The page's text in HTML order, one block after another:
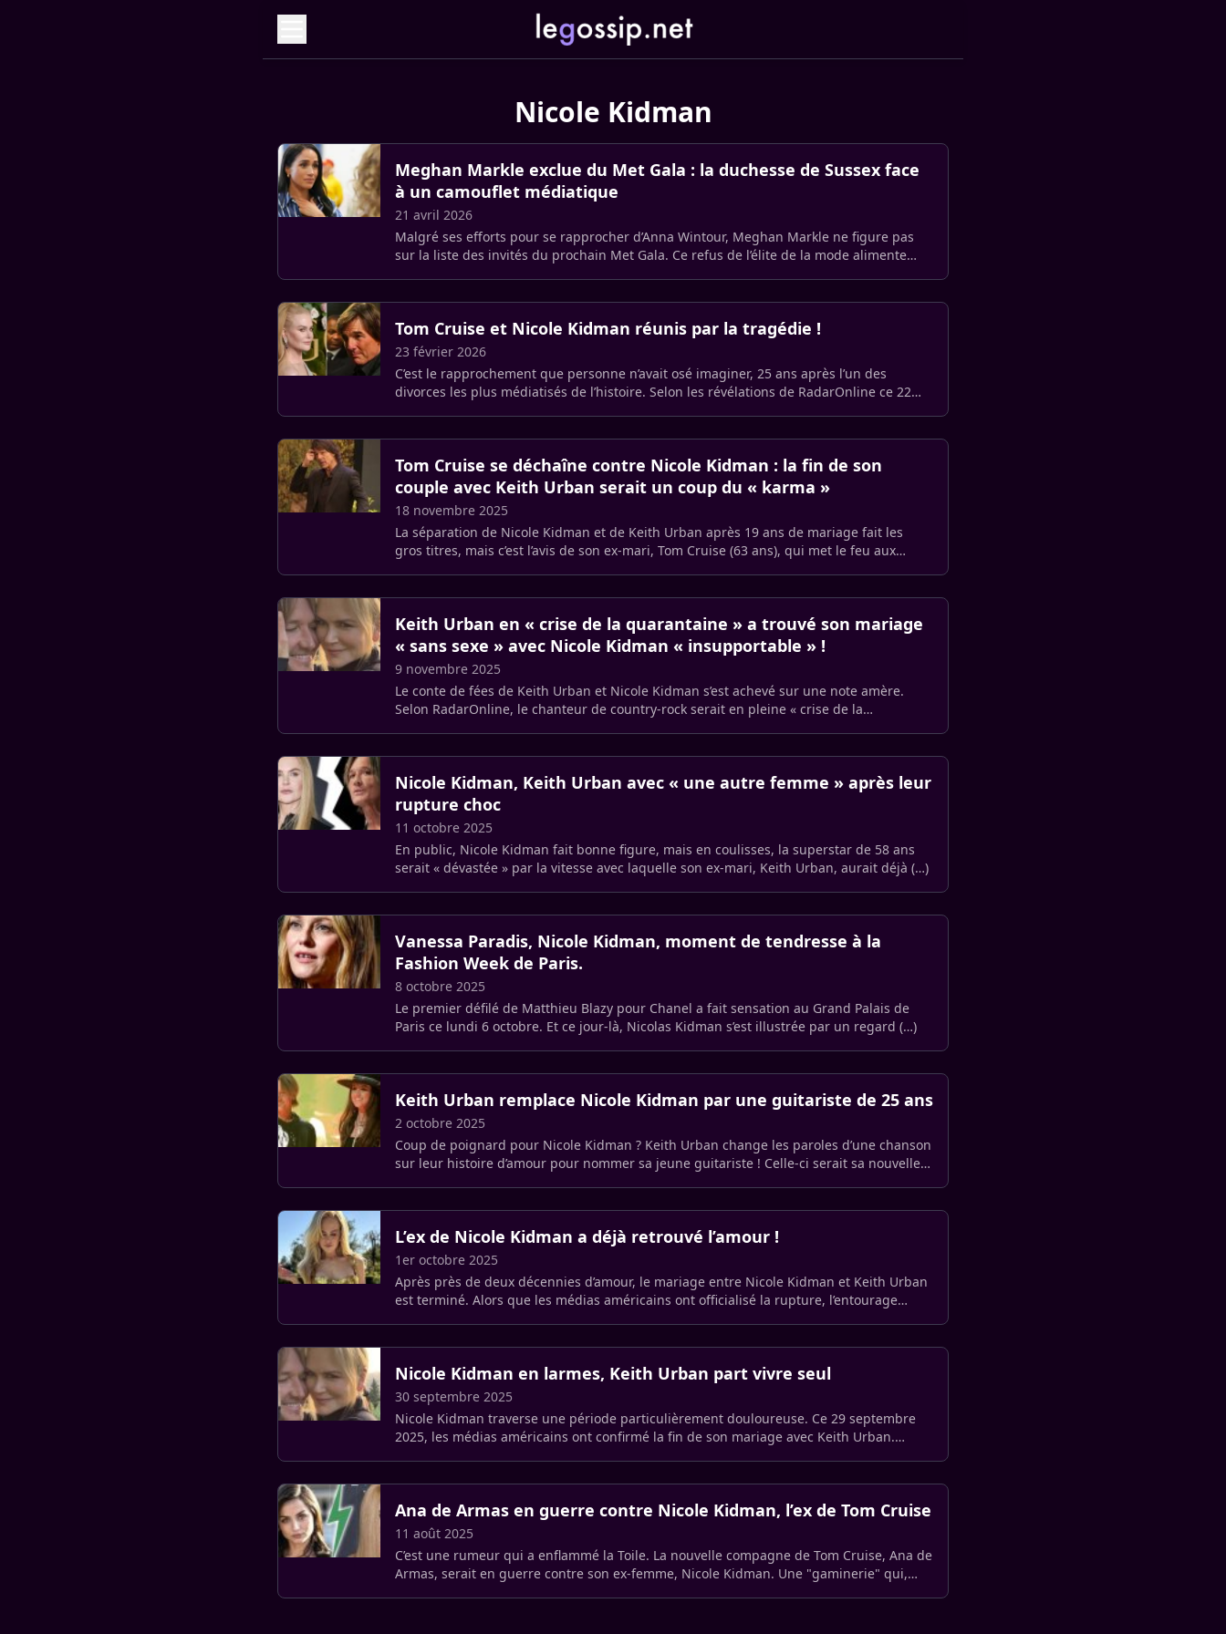
Nicole Kidman
Meghan Markle exclue du Met Gala : la duchesse de Sussex face
à un camouflet médiatique
21 avril 2026
Malgré ses efforts pour se rapprocher d’Anna Wintour, Meghan Markle ne figure pas
sur la liste des invités du prochain Met Gala. Ce refus de l’élite de la mode alimente
Tom Cruise et Nicole Kidman réunis par la tragédie !
23 février 2026
C’est le rapprochement que personne n’avait osé imaginer, 25 ans après l’un des
divorces les plus médiatisés de l’histoire. Selon les révélations de RadarOnline ce 22
Tom Cruise se déchaîne contre Nicole Kidman : la fin de son
couple avec Keith Urban serait un coup du « karma »
18 novembre 2025
La séparation de Nicole Kidman et de Keith Urban après 19 ans de mariage fait les
gros titres, mais c’est l’avis de son ex-mari, Tom Cruise (63 ans), qui met le feu aux
Keith Urban en « crise de la quarantaine » a trouvé son mariage
« sans sexe » avec Nicole Kidman « insupportable » !
9 novembre 2025
Le conte de fées de Keith Urban et Nicole Kidman s’est achevé sur une note amère.
Selon RadarOnline, le chanteur de country-rock serait en pleine « crise de la
Nicole Kidman, Keith Urban avec « une autre femme » après leur
rupture choc
11 octobre 2025
En public, Nicole Kidman fait bonne figure, mais en coulisses, la superstar de 58 ans
serait « dévastée » par la vitesse avec laquelle son ex-mari, Keith Urban, aurait déjà (…)
Vanessa Paradis, Nicole Kidman, moment de tendresse à la
Fashion Week de Paris.
8 octobre 2025
Le premier défilé de Matthieu Blazy pour Chanel a fait sensation au Grand Palais de
Paris ce lundi 6 octobre. Et ce jour-là, Nicolas Kidman s’est illustrée par un regard (…)
Keith Urban remplace Nicole Kidman par une guitariste de 25 ans
2 octobre 2025
Coup de poignard pour Nicole Kidman ? Keith Urban change les paroles d’une chanson
sur leur histoire d’amour pour nommer sa jeune guitariste ! Celle-ci serait sa nouvelle
L’ex de Nicole Kidman a déjà retrouvé l’amour !
1er octobre 2025
Après près de deux décennies d’amour, le mariage entre Nicole Kidman et Keith Urban
est terminé. Alors que les médias américains ont officialisé la rupture, l’entourage
Nicole Kidman en larmes, Keith Urban part vivre seul
30 septembre 2025
Nicole Kidman traverse une période particulièrement douloureuse. Ce 29 septembre
2025, les médias américains ont confirmé la fin de son mariage avec Keith Urban.
Ana de Armas en guerre contre Nicole Kidman, l’ex de Tom Cruise
11 août 2025
C’est une rumeur qui a enflammé la Toile. La nouvelle compagne de Tom Cruise, Ana de
Armas, serait en guerre contre son ex-femme, Nicole Kidman. Une "gaminerie" qui,